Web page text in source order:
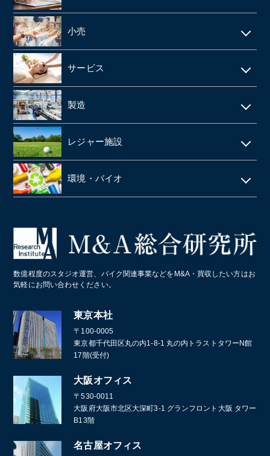
製薬
SMO
CRO
動物病院
歯科
眼科クリニック
医薬品卸
障害者施設 ・就労継続支援施設
給食業・給食サービス
宅配弁当
食品メーカー・食品加工・食品工場
清酒酒造・酒蔵
お弁当・惣菜屋
給食・テイクアウト・配達飲食
ラーメン屋
居酒屋
学習塾
小売
アパレルメーカー・アパレル
スーパーマーケット
FC(フランチャイズ加盟店)
ドラッグストア
LPガス
サービス
警備
エステサロン
ネイルサロン
税理士事務所・会計事務所
コールセンター
スポーツクラブ・フィットネスクラブ
葬儀
製造
印刷
塗料・塗料卸売メーカー
段ボール
造船業・重機・プラント業界
レジャー施設
ゴルフ場
クライミングジム・ボルダリングジム
環境・バイオ
数億程度のスタジオ運営、バイク関連事業などをM&A・買収したい方はお
気軽にお問い合わせください。
東京本社
〒100-0005
東京都千代田区丸の内1-8-1 丸の内トラストタワーN館
17階(受付)
大阪オフィス
〒530-0011
大阪府大阪市北区大深町3-1 グランフロント大阪 タワー
B13階
名古屋オフィス